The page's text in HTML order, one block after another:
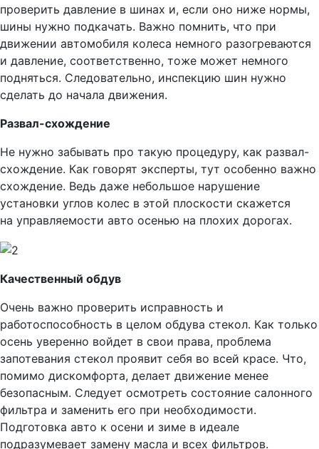
проверить давление в шинах и, если оно ниже нормы,
шины нужно подкачать. Важно помнить, что при
движении автомобиля колеса немного разогреваются
и давление, соответственно, тоже может немного
подняться. Следовательно, инспекцию шин нужно
сделать до начала движения.
Развал-схождение
Не нужно забывать про такую процедуру, как развал-
схождение. Как говорят эксперты, тут особенно важно
схождение. Ведь даже небольшое нарушение
установки углов колес в этой плоскости скажется
на управляемости авто осенью на плохих дорогах.
Качественный обдув
Очень важно проверить исправность и
работоспособность в целом обдува стекол. Как только
осень уверенно войдет в свои права, проблема
запотевания стекол проявит себя во всей красе. Что,
помимо дискомфорта, делает движение менее
безопасным. Следует осмотреть состояние салонного
фильтра и заменить его при необходимости.
Подготовка авто к осени и зиме в идеале
подразумевает замену масла и всех фильтров.